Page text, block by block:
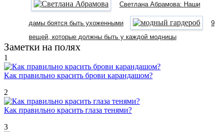
Светлана Абрамова: Наши
дамы боятся быть ухоженными
9
вещей, которые должны быть у каждой модницы
Заметки на полях
1
Как правильно красить брови карандашом?
2
Как правильно красить глаза тенями?
3